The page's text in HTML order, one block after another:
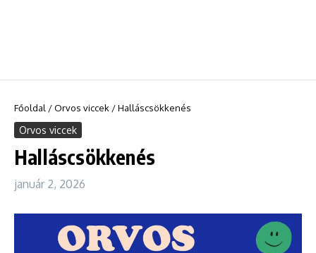
Főoldal /Orvos viccek /Halláscsökkenés
Orvos viccek
Halláscsökkenés
január 2, 2026